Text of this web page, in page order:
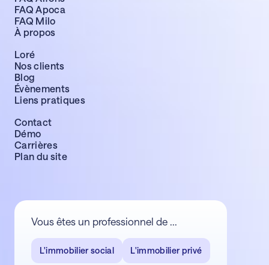
FAQ Apoca
FAQ Milo
À propos
Loré
Nos clients
Blog
Évènements
Liens pratiques
Contact
Démo
Carrières
Plan du site
Vous êtes un professionnel de ...
L'immobilier social L'immobilier privé